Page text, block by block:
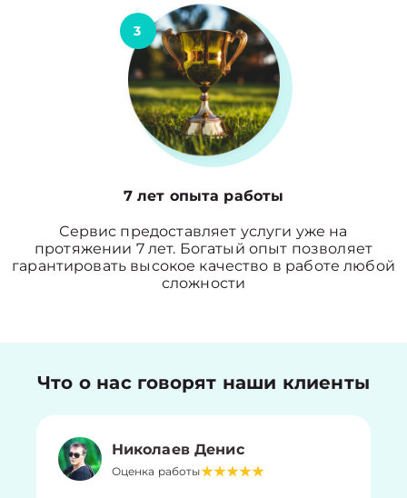
3
7 лет опыта работы
Сервис предоставляет услуги уже на
протяжении 7 лет. Богатый опыт позволяет
гарантировать высокое качество в работе любой
сложности
Что о нас говорят наши клиенты
Николаев Денис
Оценка работы